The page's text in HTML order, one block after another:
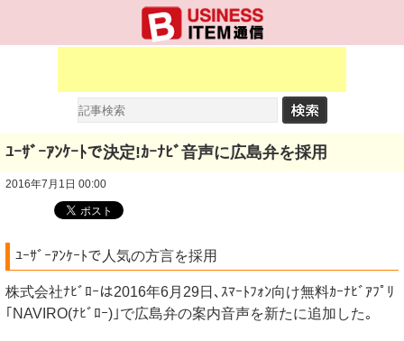
ﾕｰｻﾞｰｱﾝｹｰﾄで決定!ｶｰﾅﾋﾞ音声に広島弁を採用
2016年7月1日 00:00
ﾕｰｻﾞｰｱﾝｹｰﾄで人気の方言を採用
株式会社ﾅﾋﾞﾛｰは2016年6月29日､ｽﾏｰﾄﾌｫﾝ向け無料ｶｰﾅﾋﾞｱﾌﾟﾘ
｢NAVIRO(ﾅﾋﾞﾛｰ)｣で広島弁の案内音声を新たに追加した｡